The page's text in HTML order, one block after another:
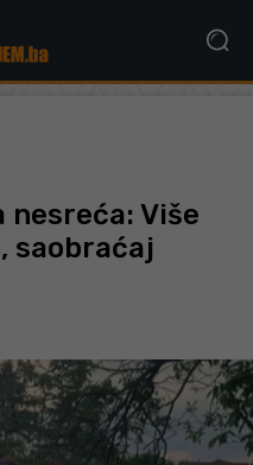
nesreća: Više
saobraćaj